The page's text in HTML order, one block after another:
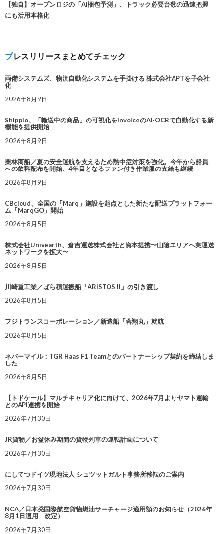
【独自】オープンロジの「AI梱包予測」、トラック必要台数の迅速把握
にも活用本格化
プレスリリースまとめてチェック
両備システムズ、物流自動化システムを手掛ける 株式会社APTを子会社
化
2026年8月9日
Shippio、「輸送中の商品」の可視化をInvoiceのAI-OCRで自動化する新
機能を提供開始
2026年8月9日
栗林商船／夏の安全運航を支えるため熱中症対策を強化。今年から船員
への飲料配布を開始、4年目となるファン付き作業服の支給も継続
2026年8月9日
CBcloud、全国の「Marq」施設を起点とした新たな配送プラットフォー
ム「MarqGO」開始
2026年8月5日
株式会社Univearth、倉吉運送株式会社と資本提携〜山陰エリアへ実運送
ネットワークを拡大〜
2026年8月5日
川崎重工業／ばら積運搬船「ARISTOS II」の引き渡し
2026年8月5日
フジトランスコーポレーション／新造船「蓉翔丸」就航
2026年8月5日
ネバーマイル：TGR Haas F1 Teamとのパートナーシップ契約を締結しま
した
2026年8月5日
【トドケール】マルチキャリア化に向けて、2026年7月よりヤマト運輸
とのAPI連携を開始
2026年7月30日
JR貨物／お盆休み期間の貨物列車の運転計画について
2026年7月30日
にしてつドイツ現地法人 シュツットガルト事務所移転のご案内
2026年7月30日
NCA／日本発国際航空貨物燃油サーチャージ適用額のお知らせ（2026年
8月1日適用 改定）
2026年7月30日